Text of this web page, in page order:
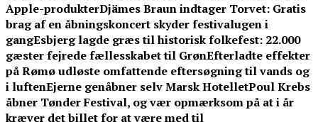
Apple-produkterDjämes Braun indtager Torvet: Gratis
brag af en åbningskoncert skyder festivalugen i
gangEsbjerg lagde græs til historisk folkefest: 22.000
gæster fejrede fællesskabet til GrønEfterladte effekter
på Rømø udløste omfattende eftersøgning til vands og
i luftenEjerne genåbner selv Marsk HotelletPoul Krebs
åbner Tønder Festival, og vær opmærksom på at i år
kræver det billet for at være med til